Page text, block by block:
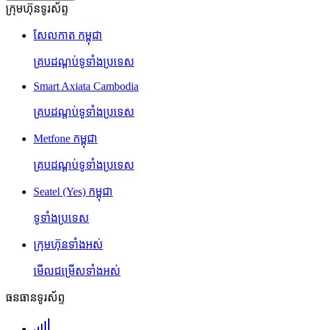
ក្រុមហ៊ុនទូរស័ព្ទ
សែលកាត កម្ពុជា
គ្របដណ្តប់ទូទាំងប្រទេស
Smart Axiata Cambodia
គ្របដណ្តប់ទូទាំងប្រទេស
Metfone កម្ពុជា
គ្របដណ្តប់ទូទាំងប្រទេស
Seatel (Yes) កម្ពុជា
ទូទាំងប្រទេស
ក្រុមហ៊ុនទាំងអស់
មើលជម្រើសទាំងអស់
ធនធានទូរស័ព្ទ